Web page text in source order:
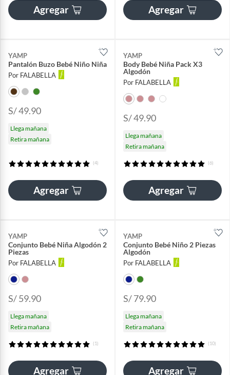
Agregar Agregar
YAMP
Pantalón Buzo Bebé Niño Niña
Por FALABELLA
S/ 49.90
Llega mañana
Retira mañana
(4)
Agregar
YAMP
Body Bebé Niña Pack X3
Algodón
Por FALABELLA
S/ 49.90
Llega mañana
Retira mañana
(6)
Agregar
YAMP
Conjunto Bebé Niña Algodón 2
Piezas
Por FALABELLA
S/ 59.90
Llega mañana
Retira mañana
(1)
Agregar
YAMP
Conjunto Bebé Niño 2 Piezas
Algodón
Por FALABELLA
S/ 79.90
Llega mañana
Retira mañana
(10)
Agregar